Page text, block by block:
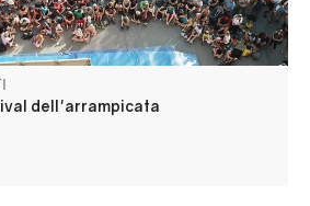
dell'arrampicata